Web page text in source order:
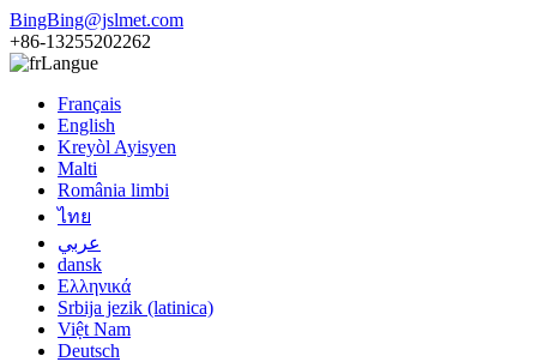
BingBing@jslmet.com
+86-13255202262
Langue
Français
English
Kreyòl Ayisyen
Malti
România limbi
ไทย
عربي
dansk
Ελληνικά
Srbija jezik (latinica)
Việt Nam
Deutsch